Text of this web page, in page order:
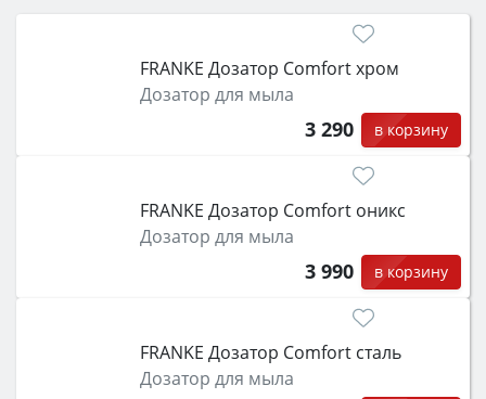
затем смотрите на объём 50–70 л для семьи,
функции (конвекция, гриль, самоочистка,
защита от детей).
FRANKE Дозатор Comfort хром
Дозатор для мыла
3 290 в корзину
FRANKE Дозатор Comfort оникс
Дозатор для мыла
3 990 в корзину
FRANKE Дозатор Comfort сталь
Дозатор для мыла